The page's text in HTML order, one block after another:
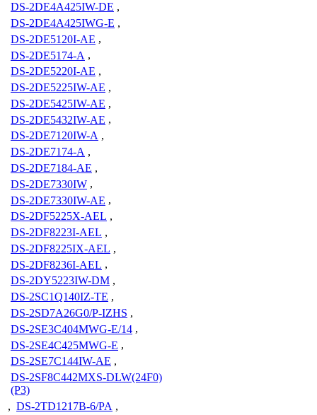
DS-2DE4A425IW-DE ,
DS-2DE4A425IWG-E ,
DS-2DE5120I-AE ,
DS-2DE5174-A ,
DS-2DE5220I-AE ,
DS-2DE5225IW-AE ,
DS-2DE5425IW-AE ,
DS-2DE5432IW-AE ,
DS-2DE7120IW-A ,
DS-2DE7174-A ,
DS-2DE7184-AE ,
DS-2DE7330IW ,
DS-2DE7330IW-AE ,
DS-2DF5225X-AEL ,
DS-2DF8223I-AEL ,
DS-2DF8225IX-AEL ,
DS-2DF8236I-AEL ,
DS-2DY5223IW-DM ,
DS-2SC1Q140IZ-TE ,
DS-2SD7A26G0/P-IZHS ,
DS-2SE3C404MWG-E/14 ,
DS-2SE4C425MWG-E ,
DS-2SE7C144IW-AE ,
DS-2SF8C442MXS-DLW(24F0)
(P3)
, DS-2TD1217B-6/PA ,